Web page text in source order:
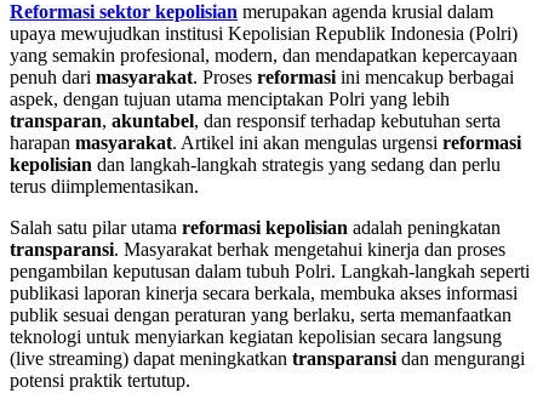
Reformasi sektor kepolisian merupakan agenda krusial dalam
upaya mewujudkan institusi Kepolisian Republik Indonesia (Polri)
yang semakin profesional, modern, dan mendapatkan kepercayaan
penuh dari masyarakat. Proses reformasiini mencakup berbagai
aspek, dengan tujuan utama menciptakan Polri yang lebih
transparan, akuntabel, dan responsif terhadap kebutuhan serta
harapan masyarakat. Artikel ini akan mengulas urgensi reformasi
kepolisian dan langkah-langkah strategis yang sedang dan perlu
terus diimplementasikan.
Salah satu pilar utama reformasi kepolisian adalah peningkatan
transparansi. Masyarakat berhak mengetahui kinerja dan proses
pengambilan keputusan dalam tubuh Polri. Langkah-langkah seperti
publikasi laporan kinerja secara berkala, membuka akses informasi
publik sesuai dengan peraturan yang berlaku, serta memanfaatkan
teknologi untuk menyiarkan kegiatan kepolisian secara langsung
(live streaming) dapat meningkatkan transparansidan mengurangi
potensi praktik tertutup.